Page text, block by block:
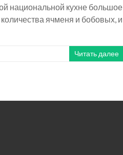
национальной кухне большое
ячменя и бобовых, и
Читать далее